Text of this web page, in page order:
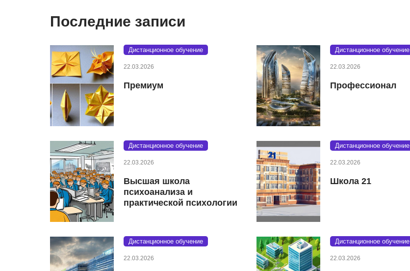
Последние записи
Дистанционное обучение
22.03.2026
Премиум
Дистанционное обучение
22.03.2026
Профессионал
Дистанционное обучение
22.03.2026
Высшая школа
психоанализа и
практической психологии
Дистанционное обучение
22.03.2026
Школа 21
Дистанционное обучение
22.03.2026
Дистанционное обучение
22.03.2026